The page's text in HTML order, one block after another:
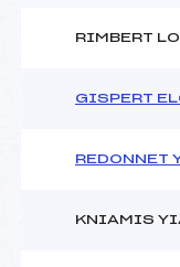
RIMBERT
GISPERT
REDONNET
KNIAMIS